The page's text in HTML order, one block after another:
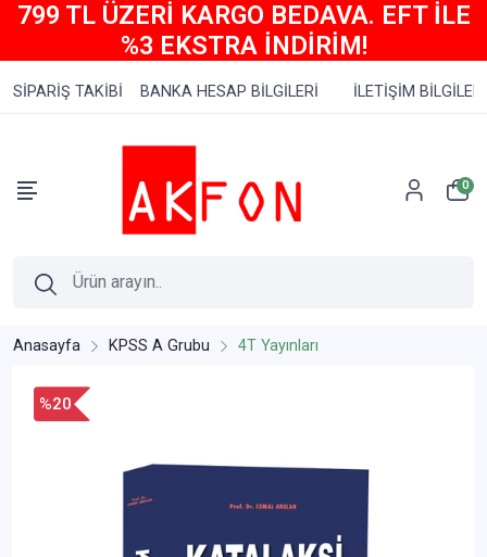
799 TL ÜZERİ KARGO BEDAVA. EFT İLE
%3 EKSTRA İNDİRİM!
SİPARİŞ TAKİBİ BANKA HESAP BİLGİLERİ İLETİŞİM BİLGİLERİ
0
Anasayfa KPSS A Grubu 4T Yayınları
%20